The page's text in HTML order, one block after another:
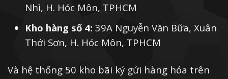
Nhì, H. Hóc Môn, TPHCM
Kho hàng số 4: 39A Nguyễn Văn Bữa, Xuân
Thới Sơn, H. Hóc Môn, TPHCM
Và hệ thống 50 kho bãi ký gửi hàng hóa trên